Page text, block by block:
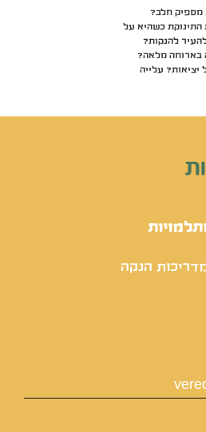
מספיק חלב?
התינוקת כשהיא על
להנקות?
בארוחה מלאה?
עלייה
הנקה